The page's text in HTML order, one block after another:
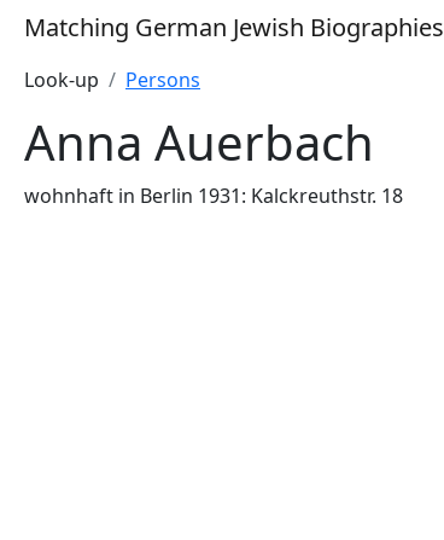
Matching German Jewish Biographies
Look-up
Persons
Anna Auerbach
wohnhaft in Berlin 1931: Kalckreuthstr. 18